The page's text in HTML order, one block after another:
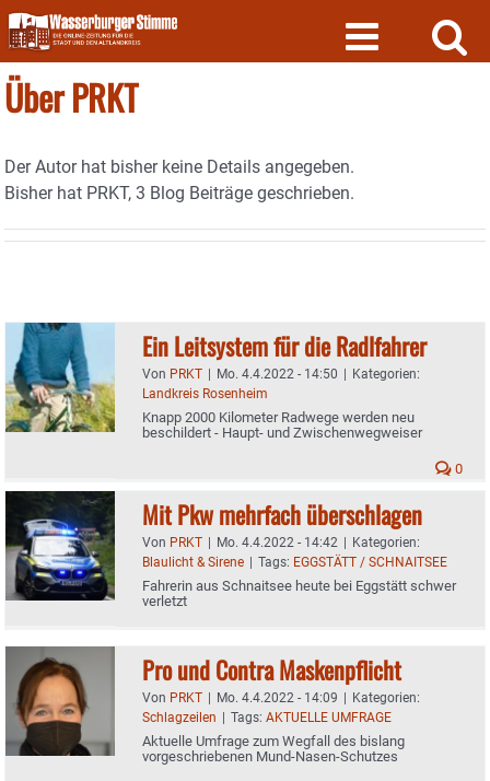
Skip
to
content
ÜberPRKT
Der Autor hat bisher keine Details angegeben.
Bisher hat PRKT, 3 Blog Beiträge geschrieben.
Ein Leitsystem für die Radlfahrer
Von PRKT | Mo. 4.4.2022 - 14:50 | Kategorien:
Landkreis Rosenheim
Knapp 2000 Kilometer Radwege werden neu
beschildert - Haupt- und Zwischenwegweiser
0
Mit Pkw mehrfach überschlagen
Von PRKT | Mo. 4.4.2022 - 14:42 | Kategorien:
Blaulicht & Sirene | Tags: EGGSTÄTT / SCHNAITSEE
Fahrerin aus Schnaitsee heute bei Eggstätt schwer
verletzt
Pro und Contra Maskenpflicht
Von PRKT | Mo. 4.4.2022 - 14:09 | Kategorien:
Schlagzeilen | Tags: AKTUELLE UMFRAGE
Aktuelle Umfrage zum Wegfall des bislang
vorgeschriebenen Mund-Nasen-Schutzes